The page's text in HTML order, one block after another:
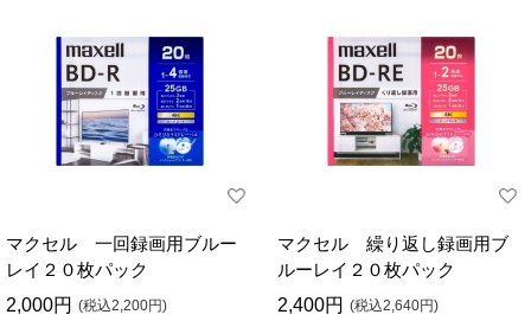
マクセル 一回録画用ブルー
レイ２０枚パック
2,000円 (税込2,200円)
マクセル 繰り返し録画用ブ
ルーレイ２０枚パック
2,400円 (税込2,640円)